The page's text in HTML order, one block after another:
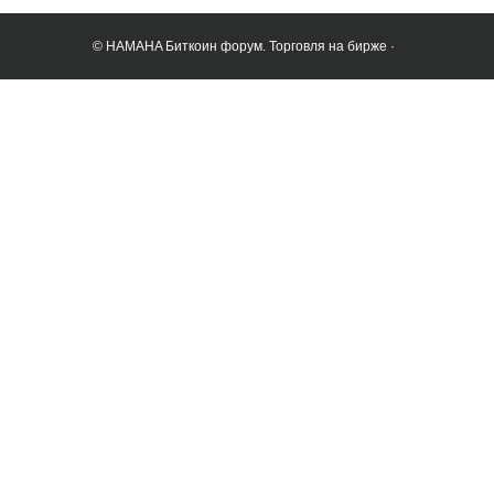
© HAMAHA Биткоин форум. Торговля на бирже ·